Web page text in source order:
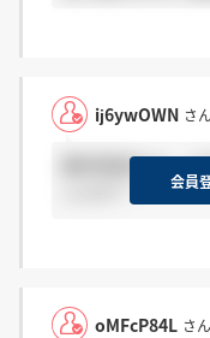
ij6ywOWN さ
最終面接から、
会員
oMFcP84L さん